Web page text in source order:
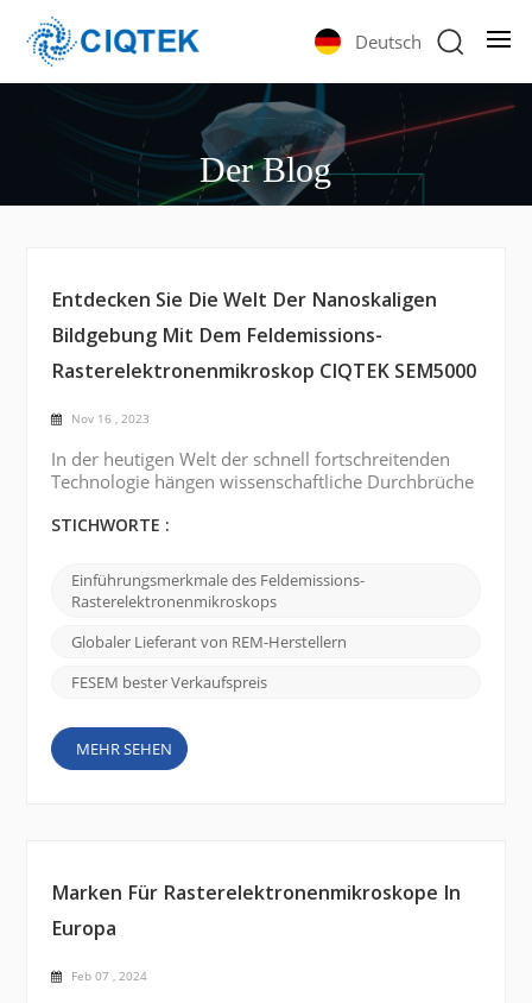
Deutsch
Der Blog
Entdecken Sie Die Welt Der Nanoskaligen
Bildgebung Mit Dem Feldemissions-
Rasterelektronenmikroskop CIQTEK SEM5000
Nov 16 , 2023
In der heutigen Welt der schnell fortschreitenden
Technologie hängen wissenschaftliche Durchbrüche
Materialien in kleinsten Maßstäben zu visualisieren
erheblicher Bedeutung ist das Feldemissions-
Rasterelektronenmikroskop (FE SEM), und das
CIQTEK SEM5000 zeichnet sich durch seine
überlegenen Bildgebungsfähigkeiten un...
STICHWORTE :
Einführungsmerkmale des Feldemissions-
Rasterelektronenmikroskops
Globaler Lieferant von REM-Herstellern
FESEM bester Verkaufspreis
MEHR SEHEN
Marken Für Rasterelektronenmikroskope In
Europa
Feb 07 , 2024